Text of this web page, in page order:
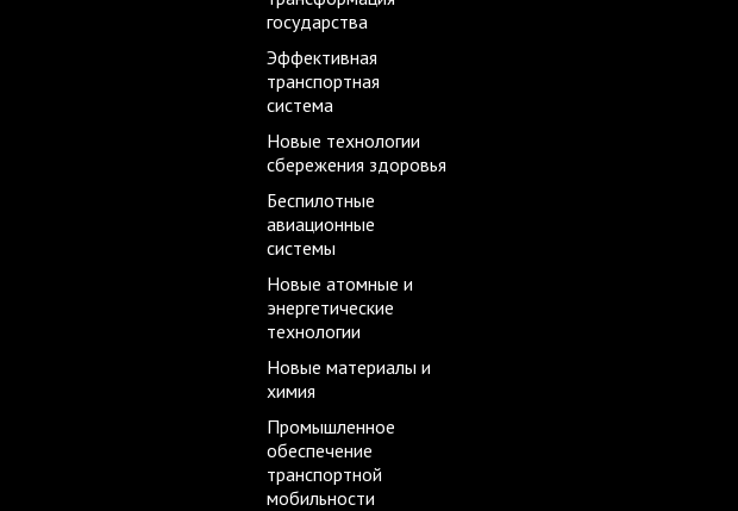
государства
Эффективная
транспортная
система
Новые технологии
сбережения здоровья
Беспилотные
авиационные
системы
Новые атомные и
энергетические
технологии
Новые материалы и
химия
Промышленное
обеспечение
транспортной
мобильности